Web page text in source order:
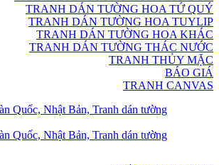
TRANH DÁN TƯỜNG HOA TỨ QUÝ
TRANH DÁN TƯỜNG HOA TUYLIP
TRANH DÁN TƯỜNG HOA KHÁC
TRANH DÁN TƯỜNG THÁC NƯỚC
TRANH THỦY MẶC
BÁO GIÁ
TRANH CANVAS